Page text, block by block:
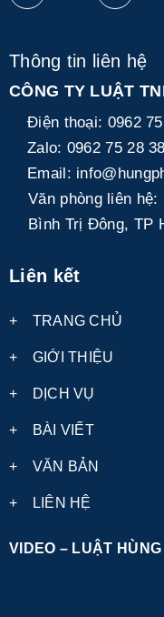
Thông tin liên hệ
CÔNG TY LUẬT
Điện thoại: 0962
Zalo: 0962 75 28 38
Email:
Văn phòng liên hệ:
Bình Trị Đông, TP
Liên kết
+ TRANG CHỦ
+ GIỚI THIỆU
+ DỊCH VỤ
+ BÀI VIẾT
+ VĂN BẢN
+ LIÊN HỆ
VIDEO – LUẬT HÙNG